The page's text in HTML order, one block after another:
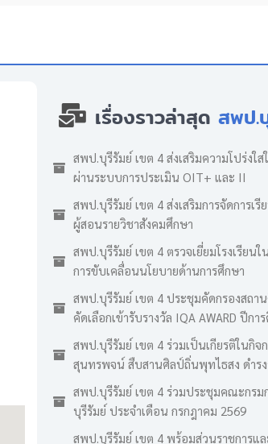
เรื่องราวล่าสุด สพป.
สพป.บุรีรัมย์ เขต 4 ส่งเสริมความโปร่งใ
ผ่านระบบการประเมิน OIT+ และ II
สพป.บุรีรัมย์ เขต 4 ส่งเสริมการจัดการเรี
ผู้สอนรายวิชาสังคมศึกษา
สพป.บุรีรัมย์ เขต 4 ตรวจเยี่ยมโรงเรียน
การขับเคลื่อนนโยบายด้านการศึกษา
สพป.บุรีรัมย์ เขต 4 ประชุมคัดกรองสถา
คัดเลือกเข้ารับรางวัล IQA AWARD ปีกา
สพป.บุรีรัมย์ เขต 4 ร่วมเป็นเกียรติในกิจ
สุนทรพจน์ สืบสานศิลป์ถิ่นพุทไธสง ดำร
สพป.บุรีรัมย์ เขต 4 ร่วมประชุมคณะกรม
บุรีรัมย์ ประจำเดือน กรกฎาคม 2569
สพป.บุรีรัมย์ เขต 4 พร้อมส่วนราชการแ